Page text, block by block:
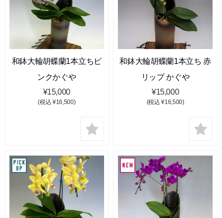
和鉢大輪胡蝶蘭1本立ちピ
ンクかぐや
¥15,000
(税込 ¥16,500)
和鉢大輪胡蝶蘭1本立ち 赤
リップ かぐや
¥15,000
(税込 ¥16,500)